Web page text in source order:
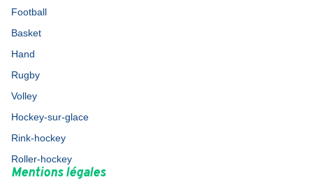
Football
Basket
Hand
Rugby
Volley
Hockey-sur-glace
Rink-hockey
Roller-hockey
Mentions légales